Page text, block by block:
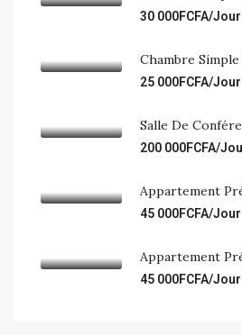
30 000FCFA/Jour
Chambre Simple
25 000FCFA/Jour
Salle De
200 000FCFA/
Appartement
45 000FCFA/Jour
Appartement
45 000FCFA/Jour